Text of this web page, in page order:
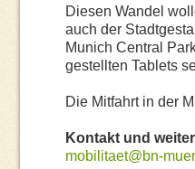
Diesen Wandel
auch der
Munich Central
gestellten Tablets
Die Mitfahrt in der
Kontakt und
mobilitaet@bn-